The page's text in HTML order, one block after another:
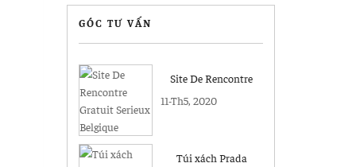
GÓC TƯ VẤN
Site De Rencontre
Gratuit Serieux
11-Th5, 2020
Túi xách Prada